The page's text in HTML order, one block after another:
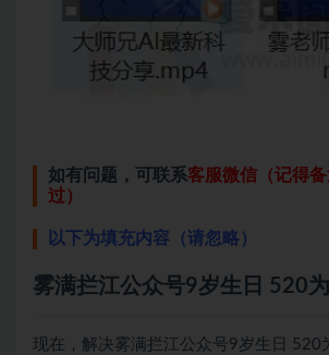
如有问题，可联系客服微信（记得
过）
以下为填充内容（请忽略）
雾满拦江公众号9岁生日 520
现在，解决雾满拦江公众号9岁生日 520